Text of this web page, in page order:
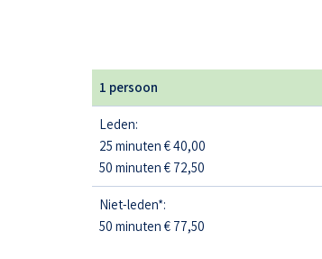
1 persoon
Leden:
25 minuten € 40,00
50 minuten € 72,50
Niet-leden*:
50 minuten € 77,50